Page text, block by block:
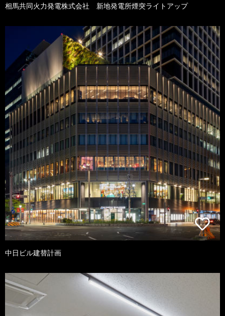
相馬共同火力発電株式会社 新地発電所煙突ライトアップ
中日ビル建替計画